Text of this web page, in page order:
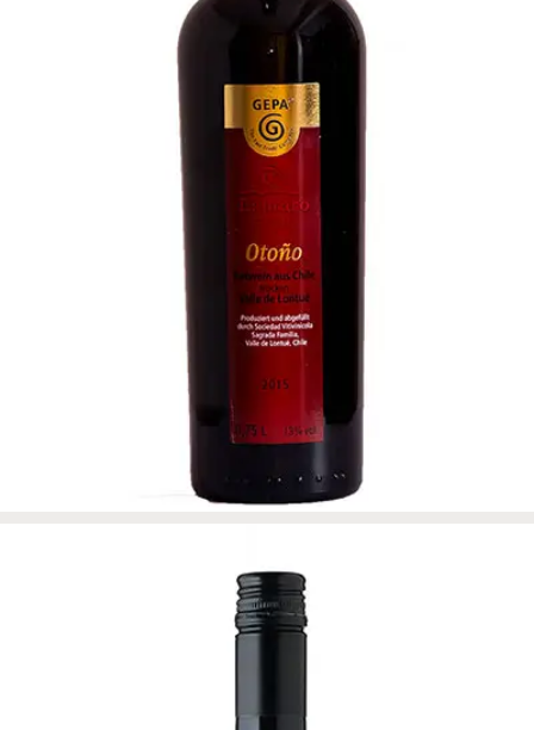
BLEND CABERNET SAUVIGNON-
CARMENERE